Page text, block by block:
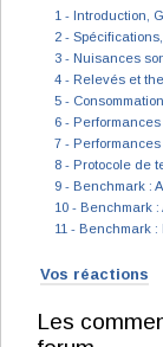
1 - Introduction,
2 -
3 - Nuisances
4 - Relevés et
5 -
6 -
7 -
8 - Protocole de
9 - Benchmark :
10 - Benchmark :
11 - Benchmark
Vos réactions
Les